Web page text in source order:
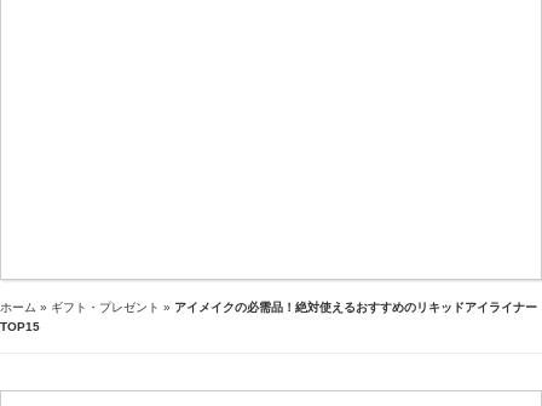
ホーム » ギフト・プレゼント » アイメイクの必需品！絶対使えるおすすめのリキッドアイライナー
TOP15